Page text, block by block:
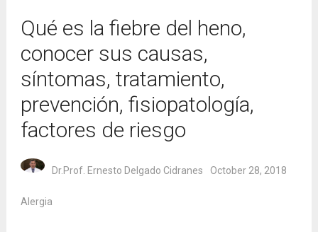
Qué es la fiebre del heno,
conocer sus causas,
síntomas, tratamiento,
prevención, fisiopatología,
factores de riesgo
Dr.Prof. Ernesto Delgado Cidranes October 28, 2018
Alergia